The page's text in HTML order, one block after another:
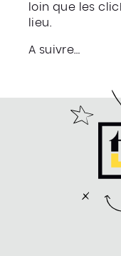
loin que les
lieu.
A suivre…